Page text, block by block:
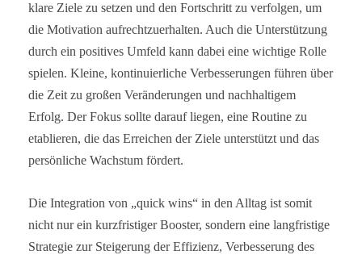
klare Ziele zu setzen und den Fortschritt zu verfolgen, um
die Motivation aufrechtzuerhalten. Auch die Unterstützung
durch ein positives Umfeld kann dabei eine wichtige Rolle
spielen. Kleine, kontinuierliche Verbesserungen führen über
die Zeit zu großen Veränderungen und nachhaltigem
Erfolg. Der Fokus sollte darauf liegen, eine Routine zu
etablieren, die das Erreichen der Ziele unterstützt und das
persönliche Wachstum fördert.
Die Integration von „quick wins“ in den Alltag ist somit
nicht nur ein kurzfristiger Booster, sondern eine langfristige
Strategie zur Steigerung der Effizienz, Verbesserung des